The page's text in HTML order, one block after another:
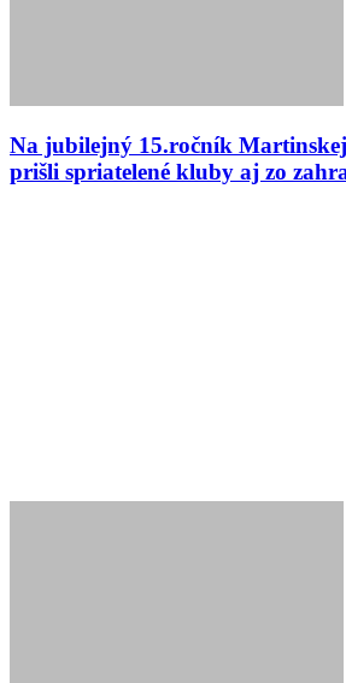
Na jubilejný 15.ročník Martinskej
prišli spriatelené kluby aj zo